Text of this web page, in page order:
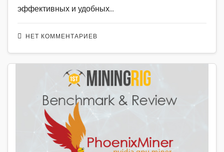
НЕТ КОММЕНТАРИЕВ
эффективных и удобных…